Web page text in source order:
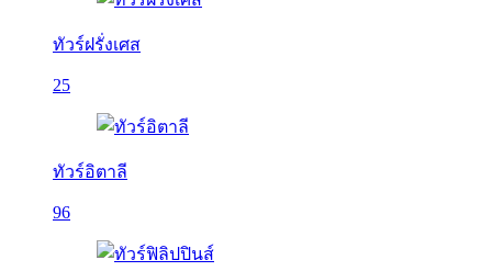
ทัวร์ฝรั่งเศส
25
ทัวร์อิตาลี
96